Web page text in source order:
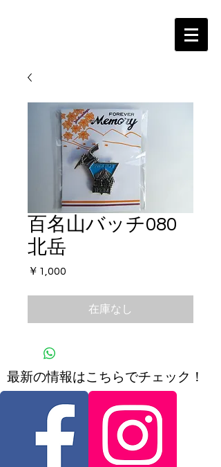
百名山バッチ080
北岳
￥1,000
在庫なし
​最新の情報はこちらでチェック！